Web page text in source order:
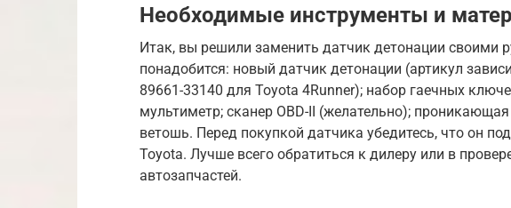
Необходимые инструменты и
Итак, вы решили заменить датчик детонации своими
понадобится: новый датчик детонации (артикул
89661-33140 для Toyota 4Runner); набор гаечных
мультиметр; сканер OBD-II (желательно);
ветошь. Перед покупкой датчика убедитесь, что он
Toyota. Лучше всего обратиться к дилеру или в
автозапчастей.